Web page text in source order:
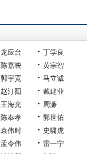
龙应台
丁学良
陈嘉映
黄宗智
郭宇宽
马立诚
赵汀阳
戴建业
王海光
周濂
陈奉孝
郭世佑
袁伟时
史啸虎
孟令伟
雷一宁